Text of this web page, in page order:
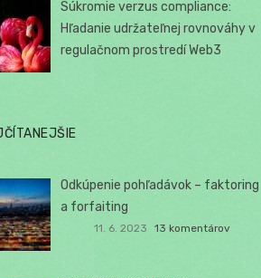
Súkromie verzus compliance:
Hľadanie udržateľnej rovnováhy v
regulačnom prostredí Web3
Odkúpenie pohľadávok – faktoring
a forfaiting
11. 6. 2023 13 komentárov